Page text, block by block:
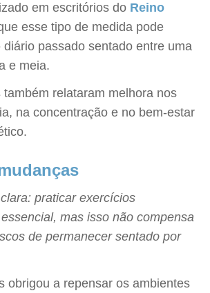
em escritórios do Reino
esse tipo de medida pode
diário passado sentado entre uma
e meia.
também relataram melhora nos
na concentração e no bem-estar
praticar exercícios
mas isso não compensa
de permanecer sentado por
obrigou a repensar os ambientes